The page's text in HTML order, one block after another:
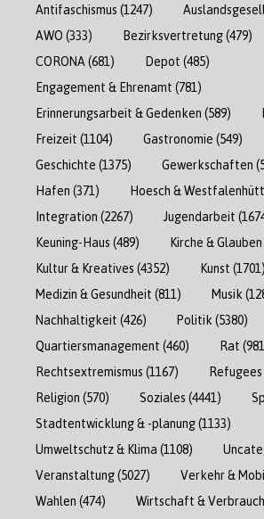
Antifaschismus (1247)
AWO (333) Bezirksvertretung(479)
CORONA (681) Depot (485)
Engagement & Ehrenamt (781)
Erinnerungsarbeit & Gedenken (589)
Freizeit (1104) Gastronomie (549)
Geschichte (1375) Gewerkschaften
Hafen (371) Hoesch &
Integration (2267) Jugendarbeit
Keuning-Haus (489) Kirche & Glauben
Kultur & Kreatives (4352) Kunst (1701)
Medizin & Gesundheit (811) Musik
Nachhaltigkeit (426) Politik (5380)
Quartiersmanagement (460) Rat
Rechtsextremismus (1167)
Religion (570) Soziales (4441)
Stadtentwicklung & -planung(1133)
Umweltschutz & Klima (1108)
Veranstaltung(5027) Verkehr &
Wahlen (474) Wirtschaft &